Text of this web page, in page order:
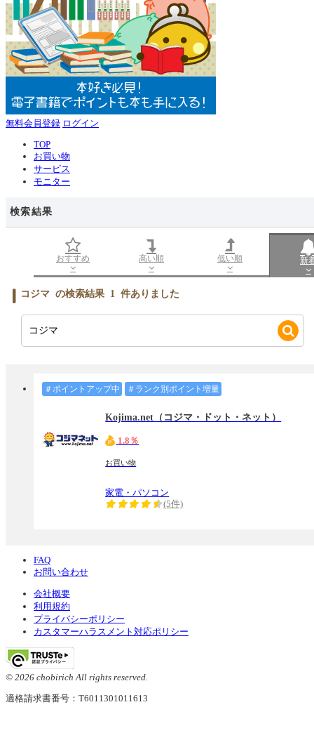
無料会員登録 ログイン
TOP
お買い物
サービス
モニター
検索結果
おすすめ 高い順 低い順 新
コジマ の検索結果 1 件ありました
＃ポイントアップ中 ＃ランク別ポイント増量
Kojima.net（コジマ・ドット・ネット）
1.8％
お買い物
家電・パソコン
(5件)
FAQ
お問い合わせ
会社概要
利用規約
プライバシーポリシー
カスタマーハラスメント対応ポリシー
© 2026 chobirich All rights reserved.
適格請求書番号：T6011301011613